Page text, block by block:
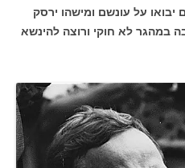
יבואו על עונשם ומישהו ירסק
לא חוקי ורוצה להינשא